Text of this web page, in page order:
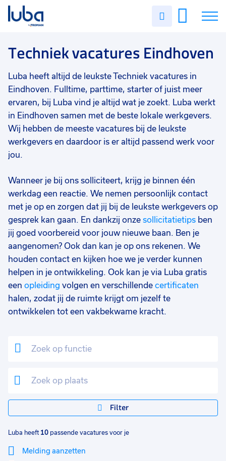
Uren
Vacatures
Over ons
Voor werkgevers
Contact
Techniek vacatures Eindhoven
Luba heeft altijd de leukste Techniek vacatures in
Eindhoven. Fulltime, parttime, starter of juist meer
ervaren, bij Luba vind je altijd wat je zoekt. Luba werkt
in Eindhoven samen met de beste lokale werkgevers.
Wij hebben de meeste vacatures bij de leukste
werkgevers en daardoor is er altijd passend werk voor
jou.
Wanneer je bij ons solliciteert, krijg je binnen één
werkdag een reactie. We nemen persoonlijk contact
met je op en zorgen dat jij bij de leukste werkgevers op
gesprek kan gaan. En dankzij onze sollicitatietips ben
jij goed voorbereid voor jouw nieuwe baan. Ben je
aangenomen? Ook dan kan je op ons rekenen. We
houden contact en kijken hoe we je verder kunnen
helpen in je ontwikkeling. Ook kan je via Luba gratis
een opleiding volgen en verschillende certificaten
halen, zodat jij de ruimte krijgt om jezelf te
ontwikkelen tot een vakbekwame kracht.
Filter
Filter vacatures
Vakgebied 0
Techniek
Opleidingsniveau 0
Soort contract 0
Uitzicht op vast 10
Tijdelijk 1
Uren per week 0
25 - 32 uur
33 - 36 uur 3
Luba heeft 10 passende vacatures voor je
Melding aanzetten